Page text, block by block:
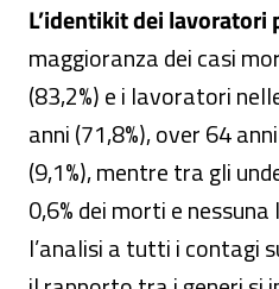
L’identikit dei lavoratori
maggioranza dei casi
(83,2%) e i lavoratori
anni (71,8%), over 64
(9,1%), mentre tra gli
0,6% dei morti e
l’analisi a tutti i contagi